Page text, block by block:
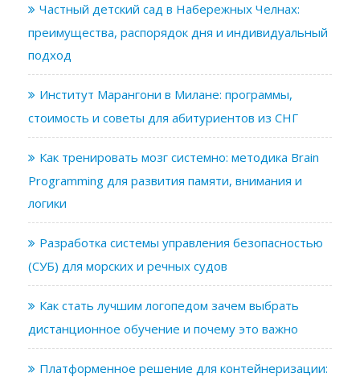
Частный детский сад в Набережных Челнах:
преимущества, распорядок дня и индивидуальный
подход
Институт Марангони в Милане: программы,
стоимость и советы для абитуриентов из СНГ
Как тренировать мозг системно: методика Brain
Programming для развития памяти, внимания и
логики
Разработка системы управления безопасностью
(СУБ) для морских и речных судов
Как стать лучшим логопедом зачем выбрать
дистанционное обучение и почему это важно
Платформенное решение для контейнеризации: